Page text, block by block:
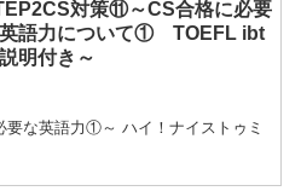
対策⑪～CS合格に必要
語力について① TOEFL ibt
明付き～
な英語力①～ ハイ！ナイストゥミ